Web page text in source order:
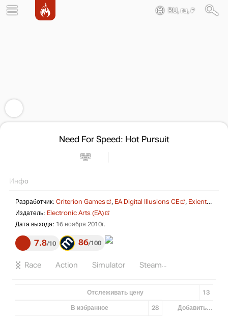
RU, ru, ₽
Need For Speed: Hot Pursuit
Инфо
Разработчик: Criterion Games , EA Digital Illusions CE , Exient Entertainment
Издатель: Electronic Arts (EA)
Дата выхода: 16 ноября 2010г.
7.8 10 86 100
Race Action Simulator Steam
Отслеживать цену 13
В избранное 28 Добавить...